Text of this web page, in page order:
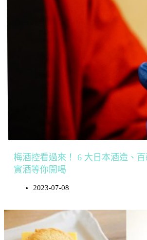
梅酒控看過來！ 6 大日本酒造、
實酒等你開喝
2023-07-08